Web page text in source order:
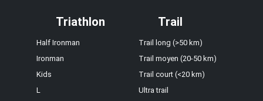
Triathlon
Half Ironman
Ironman
Kids
L
Trail
Trail long (>50 km)
Trail moyen (20-50 km)
Trail court (<20 km)
Ultra trail